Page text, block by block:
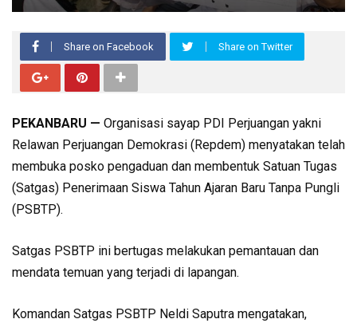
Share on Facebook Share on Twitter
PEKANBARU — Organisasi sayap PDI Perjuangan yakni
Relawan Perjuangan Demokrasi (Repdem) menyatakan telah
membuka posko pengaduan dan membentuk Satuan Tugas
(Satgas) Penerimaan Siswa Tahun Ajaran Baru Tanpa Pungli
(PSBTP).
Satgas PSBTP ini bertugas melakukan pemantauan dan
mendata temuan yang terjadi di lapangan.
Komandan Satgas PSBTP Neldi Saputra mengatakan,